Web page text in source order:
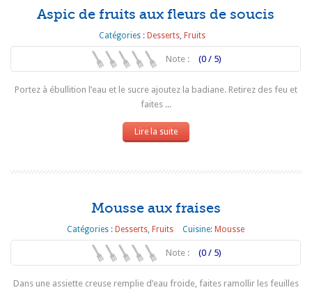
Aspic de fruits aux fleurs de soucis
Catégories :Desserts ,Fruits
Note : (0 / 5)
Portez à ébullition l’eau et le sucre ajoutez la badiane. Retirez des feu et
faites ...
Lire la suite
Mousse aux fraises
Catégories :Desserts ,Fruits Cuisine:Mousse
Note : (0 / 5)
Dans une assiette creuse remplie d’eau froide, faites ramollir les feuilles